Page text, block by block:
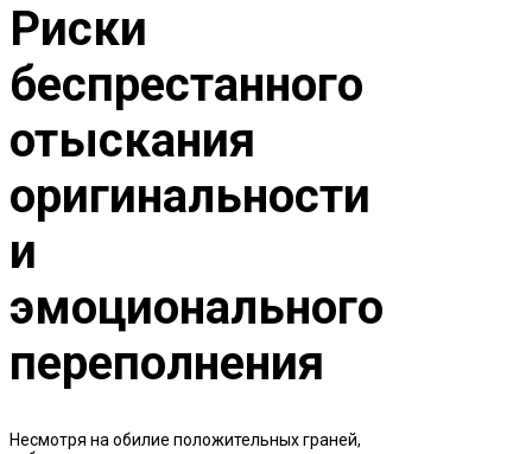
Риски
беспрестанного
отыскания
оригинальности
и
эмоционального
переполнения
Несмотря на обилие положительных граней,